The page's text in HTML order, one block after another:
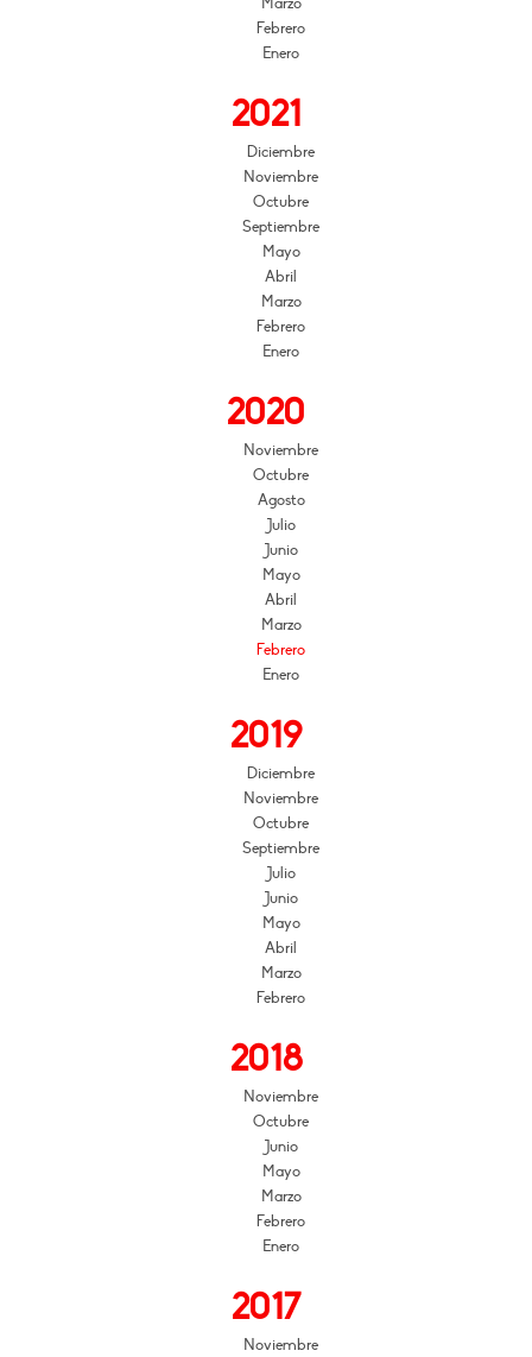
Marzo
Febrero
Enero
2021
Diciembre
Noviembre
Octubre
Septiembre
Mayo
Abril
Marzo
Febrero
Enero
2020
Noviembre
Octubre
Agosto
Julio
Junio
Mayo
Abril
Marzo
Febrero
Enero
2019
Diciembre
Noviembre
Octubre
Septiembre
Julio
Junio
Mayo
Abril
Marzo
Febrero
2018
Noviembre
Octubre
Junio
Mayo
Marzo
Febrero
Enero
2017
Noviembre